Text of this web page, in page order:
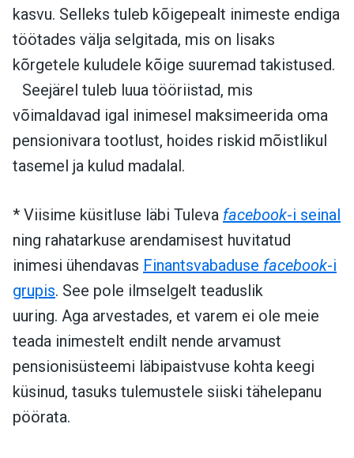
kasvu. Selleks tuleb kõigepealt inimeste endiga
töötades välja selgitada, mis on lisaks
kõrgetele kuludele kõige suuremad takistused.
Seejärel tuleb luua tööriistad, mis
võimaldavad igal inimesel maksimeerida oma
pensionivara tootlust, hoides riskid mõistlikul
tasemel ja kulud madalal.
* Viisime küsitluse läbi Tuleva facebook-i seinal
ning rahatarkuse arendamisest huvitatud
inimesi ühendavas Finantsvabaduse facebook-i
grupis. See pole ilmselgelt teaduslik
uuring. Aga arvestades, et varem ei ole meie
teada inimestelt endilt nende arvamust
pensionisüsteemi läbipaistvuse kohta keegi
küsinud, tasuks tulemustele siiski tähelepanu
pöörata.